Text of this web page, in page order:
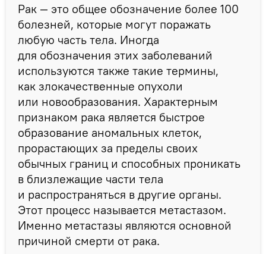
Рак — это общее обозначение более 100
болезней, которые могут поражать
любую часть тела. Иногда
для обозначения этих заболеваний
используются также такие термины,
как злокачественные опухоли
или новообразования. Характерным
признаком рака является быстрое
образование аномальных клеток,
прорастающих за пределы своих
обычных границ и способных проникать
в близлежащие части тела
и распространяться в другие органы.
Этот процесс называется метастазом.
Именно метастазы являются основной
причиной смерти от рака.